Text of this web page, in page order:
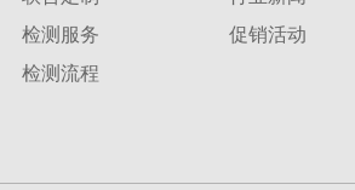
检测服务
检测流程
促销活动